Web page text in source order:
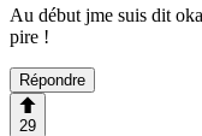
Au début jme suis dit
pire !
Répondre
29